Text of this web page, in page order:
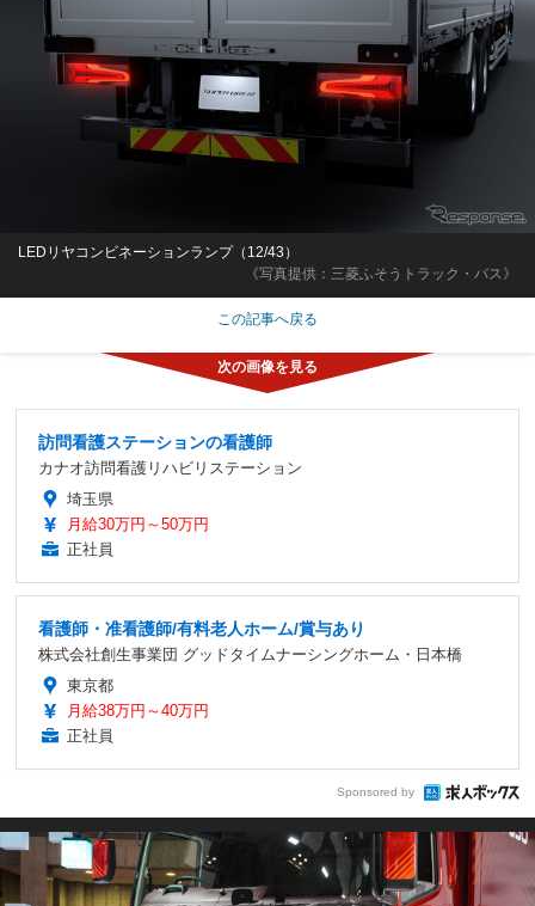
《写真提供：三菱ふそうトラック・バス》
LEDリヤコンビネーションランプ（12/43）
この記事へ戻る
訪問看護ステーションの看護師
カナオ訪問看護リハビリステーション
埼玉県
月給30万円～50万円
正社員
看護師・准看護師/有料老人ホーム/賞与あり
株式会社創生事業団 グッドタイムナーシングホーム・日本橋
東京都
月給38万円～40万円
正社員
Sponsored by